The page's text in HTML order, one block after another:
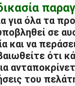
για όλα τα
σε
και να
ότι
του